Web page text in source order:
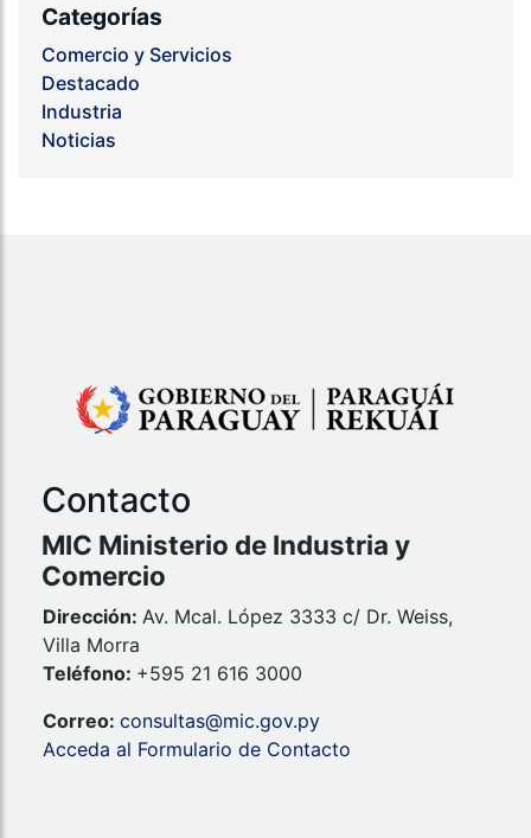
Categorías
Comercio y Servicios
Destacado
Industria
Noticias
Contacto
MIC Ministerio de Industria y
Comercio
Dirección: Av. Mcal. López 3333 c/ Dr. Weiss,
Villa Morra
Teléfono: +595 21 616 3000
Correo: consultas@mic.gov.py
Acceda al Formulario de Contacto